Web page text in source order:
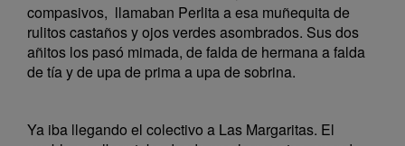
compasivos, llamaban Perlita a esa muñequita de
rulitos castaños y ojos verdes asombrados. Sus dos
añitos los pasó mimada, de falda de hermana a falda
de tía y de upa de prima a upa de sobrina.
Ya iba llegando el colectivo a Las Margaritas. El